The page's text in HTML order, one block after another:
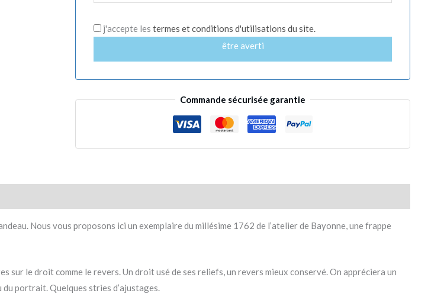
j'accepte lestermes et conditions d'utilisations du site.
être averti
Commande sécurisée garantie
Nous vous proposons ici un exemplaire du millésime 1762 de l’atelier de Bayonne, une frappe
sur le droit comme le revers. Un droit usé de ses reliefs, un revers mieux conservé. On appréciera un
portrait. Quelques stries d’ajustages.